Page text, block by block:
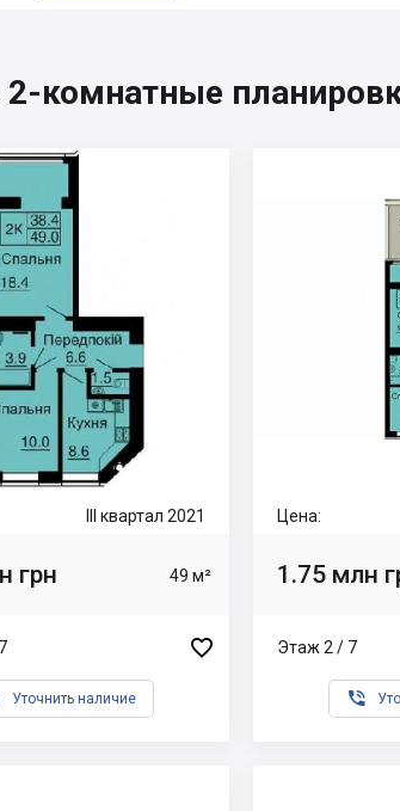
2-комнатные
III квартал 2021
грн 49 м²

Уточнить наличие
Цена:
1.75 млн
Этаж 2 / 7
